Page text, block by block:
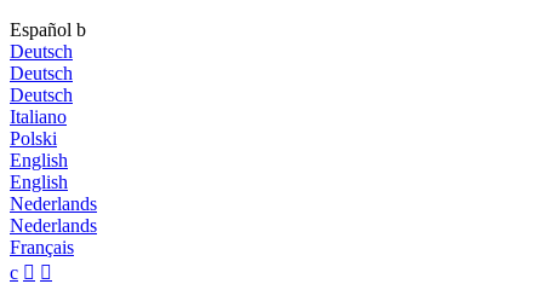
Español b
Deutsch
Deutsch
Deutsch
Italiano
Polski
English
English
Nederlands
Nederlands
Français
c  